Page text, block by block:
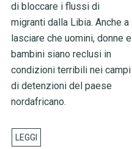
di bloccare i flussi di
migranti dalla Libia. Anche a
lasciare che uomini, donne e
bambini siano reclusi in
condizioni terribili nei campi
di detenzioni del paese
nordafricano.